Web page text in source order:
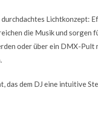
Lichtkonzept:
die Musik und sorgen
oder über ein DMX-Pult
das dem DJ eine intuitive